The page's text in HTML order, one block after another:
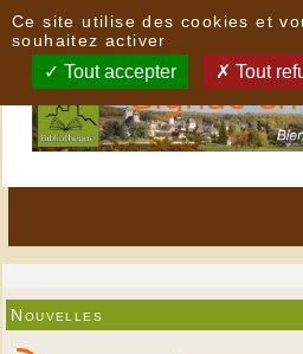
Nouvelles
Ce site utilise des cookies et
souhaitez activer
Tout accepter Tout